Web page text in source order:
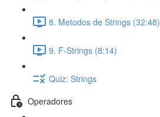
8. Metodos de Strings (32:48)
9. F-Strings (8:14)
Quiz: Strings
Operadores